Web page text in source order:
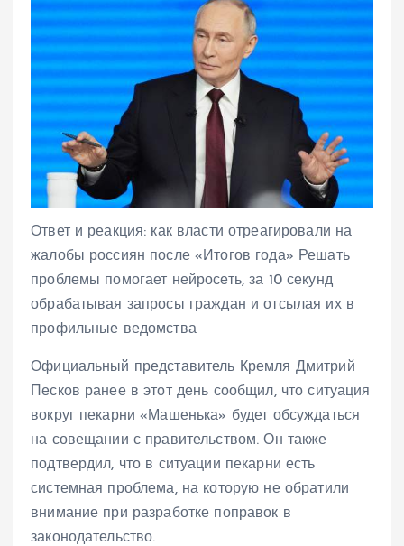
Ответ и реакция: как власти отреагировали на
жалобы россиян после «Итогов года» Решать
проблемы помогает нейросеть, за 10 секунд
обрабатывая запросы граждан и отсылая их в
профильные ведомства
Официальный представитель Кремля Дмитрий
Песков ранее в этот день сообщил, что ситуация
вокруг пекарни «Машенька» будет обсуждаться
на совещании с правительством. Он также
подтвердил, что в ситуации пекарни есть
системная проблема, на которую не обратили
внимание при разработке поправок в
законодательство.